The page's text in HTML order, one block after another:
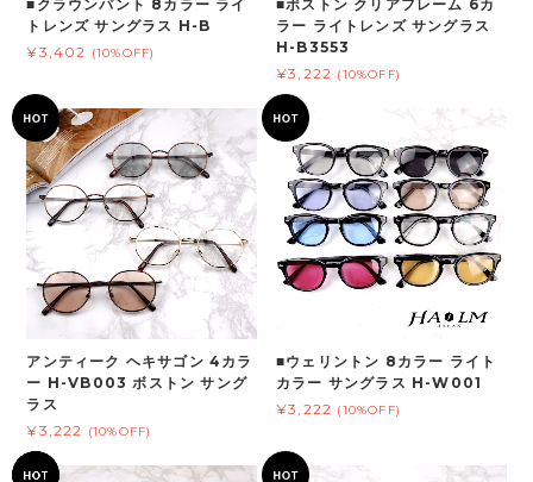
■クラウンパント 8カラー ライ
トレンズ サングラス H-B
¥3,402
(10%OFF)
■ボストン クリアフレーム 6カ
ラー ライトレンズ サングラス
H-B3553
¥3,222 (10%OFF)
アンティーク ヘキサゴン 4カラ
ー H-VB003 ボストン サング
ラス
¥3,222
(10%OFF)
■ウェリントン 8カラー ライト
カラー サングラス H-W001
¥3,222 (10%OFF)